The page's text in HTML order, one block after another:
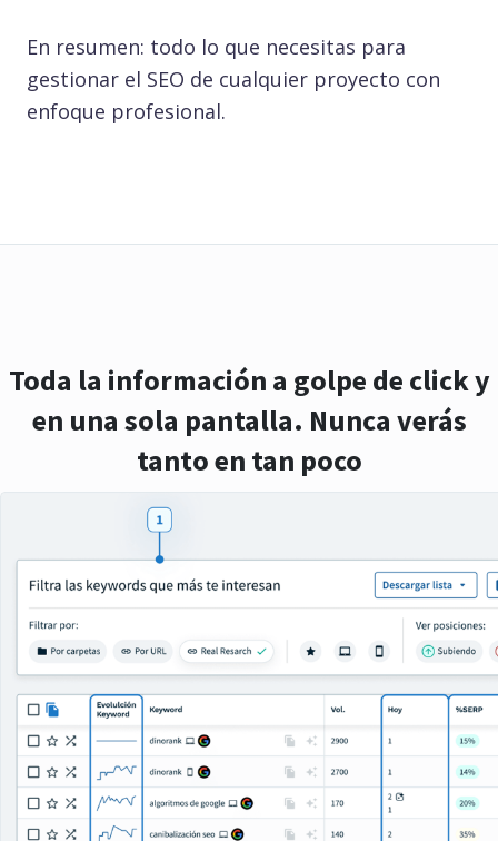
En resumen: todo lo que necesitas para
gestionar el SEO de cualquier proyecto con
enfoque profesional.
Toda la información a golpe de click y
en una sola pantalla. Nunca verás
tanto en tan poco